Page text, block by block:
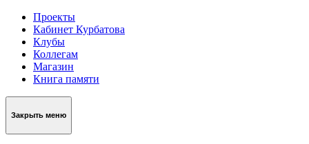
Проекты
Кабинет Курбатова
Клубы
Коллегам
Магазин
Книга памяти
Закрыть меню